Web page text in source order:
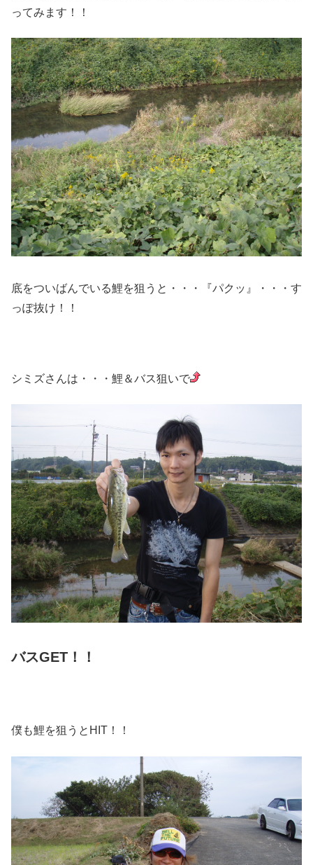
ってみます！！
底をついばんでいる鯉を狙うと・・・『パクッ』・・・す
っぽ抜け！！
シミズさんは・・・鯉＆バス狙いで
バスGET！！
僕も鯉を狙うとHIT！！